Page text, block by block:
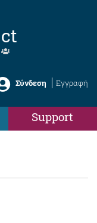
Σύνδεση Εγγραφή
Support